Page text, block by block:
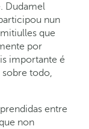
Dudamel
nun
que
por
importante é
sobre todo,
entre
non